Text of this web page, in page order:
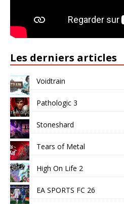
Les derniers articles
Voidtrain
Pathologic 3
Stoneshard
Tears of Metal
High On Life 2
EA SPORTS FC 26